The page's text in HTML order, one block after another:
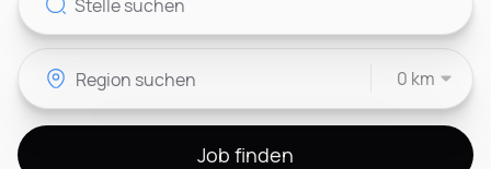
0 km
Job finden